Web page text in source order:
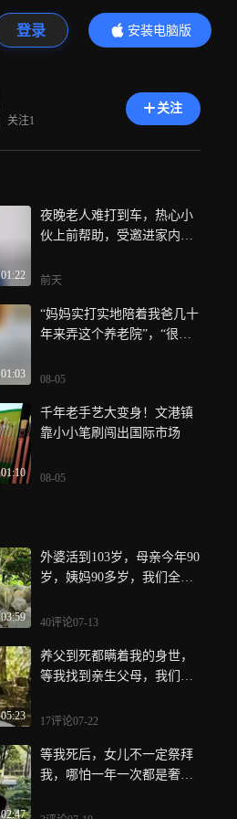
登录
安装电脑版
内容更精彩
关注1
关注
01:22
夜晚老人难打到车，热心小
伙上前帮助，受邀进家内心
满，“无条件的坚定，无条件
前天
01:03
“妈妈实打实地陪着我爸几十
年来弄这个养老院”，“很多
妈是最不容易的”
08-05
01:10
千年老手艺大变身！文港镇
靠小小笔刷闯出国际市场
08-05
03:59
外婆活到103岁，母亲今年90
岁，姨妈90多岁，我们全家
40评论07-13
05:23
养父到死都瞒着我的身世，
等我找到亲生父母，我们已
17评论07-22
02:47
等我死后，女儿不一定祭拜
我，哪怕一年一次都是奢